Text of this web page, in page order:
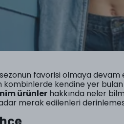
favorisi olmaya
kombinlerde kendine yer
ürünler hakkında neler
merak edilenleri